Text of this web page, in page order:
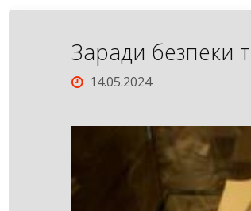
Заради безпеки
14.05.2024